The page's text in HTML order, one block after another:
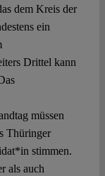
dem Kreis der
ein
Drittel kann
müssen
Thüringer
stimmen.
als auch